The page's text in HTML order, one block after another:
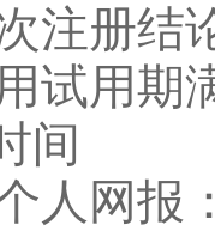
注册结
试用期
间
人网报